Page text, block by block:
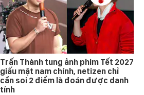
Trấn Thành tung ảnh phim Tết 2027
giấu mặt nam chính, netizen chỉ
cần soi 2 điểm là đoán được danh
tính